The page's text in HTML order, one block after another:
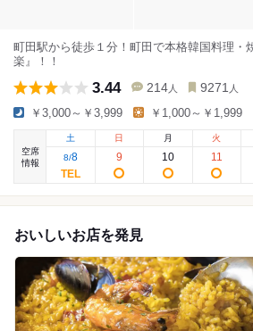
町田駅から徒歩１分！町田で本格韓国料理・
楽』！！
3.44 214 人 9271 人
￥3,000～￥3,999 ￥1,000～￥1,999
空席
情報
土
8/8
日
9
月
10
火
11
おいしいお店を発見